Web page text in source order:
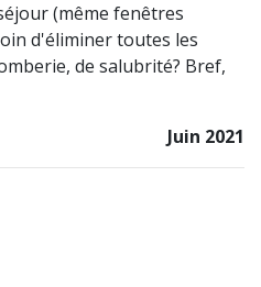
(même fenêtres
d'éliminer toutes les
de salubrité? Bref,
Juin 2021